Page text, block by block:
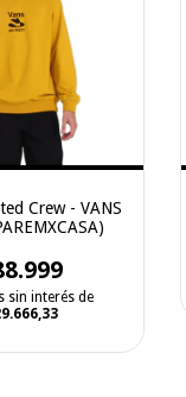
Crew - VANS
sin interés de